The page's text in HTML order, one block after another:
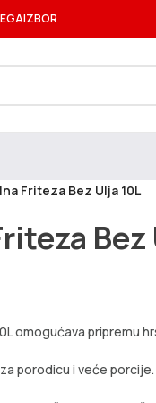
Friteza Bez Ulja 10L
Bez
omogućava pripremu
porodicu i veće porcije.